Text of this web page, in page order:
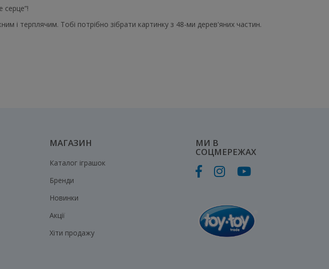
серце”!
і терплячим. Тобі потрібно зібрати картинку з 48-ми дерев'яних частин.
МАГАЗИН
Каталог іграшок
Бренди
Новинки
Акції
Хіти продажу
МИ В
СОЦМЕРЕЖАХ